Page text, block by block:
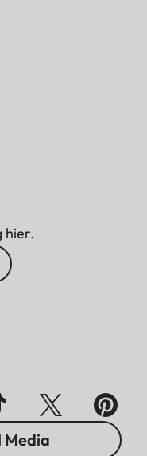
hier.
Media